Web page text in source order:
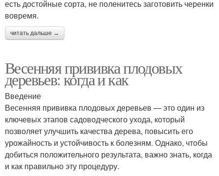
есть достойные сорта, не поленитесь заготовить черенки
вовремя.
читать дальше →
Весенняя прививка плодовых
деревьев: когда и как
Введение
Весенняя прививка плодовых деревьев — это один из
ключевых этапов садоводческого ухода, который
позволяет улучшить качества дерева, повысить его
урожайность и устойчивость к болезням. Однако, чтобы
добиться положительного результата, важно знать, когда
и как правильно эту процедуру.